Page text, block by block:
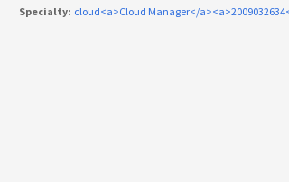
Specialty: cloud<a>Cloud Manager</